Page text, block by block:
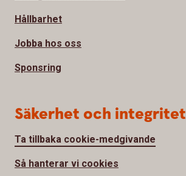
Hållbarhet
Jobba hos oss
Sponsring
Säkerhet och integritet
Ta tillbaka cookie-medgivande
Så hanterar vi cookies